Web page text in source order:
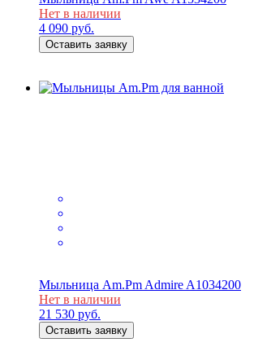
Нет в наличии
4 090 руб.
Оставить заявку
Мыльница Am.Pm Admire A1034200
Нет в наличии
21 530 руб.
Оставить заявку